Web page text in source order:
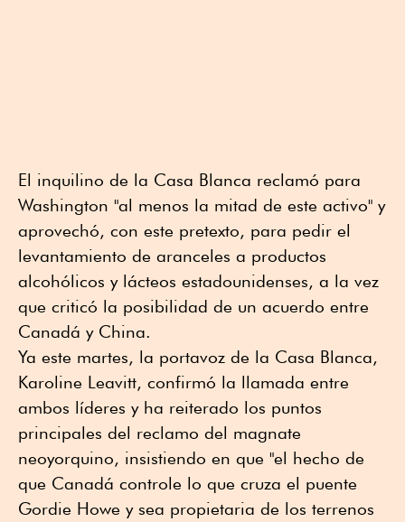
El inquilino de la Casa Blanca reclamó para
Washington "al menos la mitad de este activo" y
aprovechó, con este pretexto, para pedir el
levantamiento de aranceles a productos
alcohólicos y lácteos estadounidenses, a la vez
que criticó la posibilidad de un acuerdo entre
Canadá y China.
Ya este martes, la portavoz de la Casa Blanca,
Karoline Leavitt, confirmó la llamada entre
ambos líderes y ha reiterado los puntos
principales del reclamo del magnate
neoyorquino, insistiendo en que "el hecho de
que Canadá controle lo que cruza el puente
Gordie Howe y sea propietaria de los terrenos